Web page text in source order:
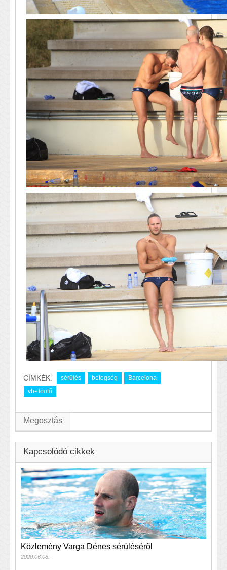
CÍMKÉK: sérülés betegség
Barcelona
vb-döntő
Megosztás
Kapcsolódó cikkek
Közlemény Varga Dénes sérüléséről
2020.06.08.